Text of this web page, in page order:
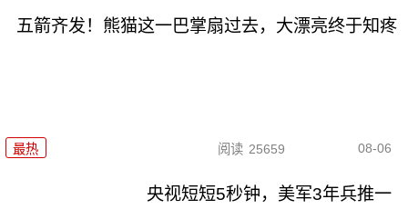
五箭齐发！熊猫这一巴掌扇过去，大漂亮终于知疼
最热 阅读 25659 08-06
央视短短5秒钟，美军3年兵推一